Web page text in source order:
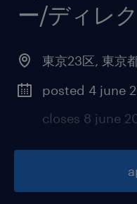
ー/ディレク
東京23区, 東京
posted 4 june
closes 8 june